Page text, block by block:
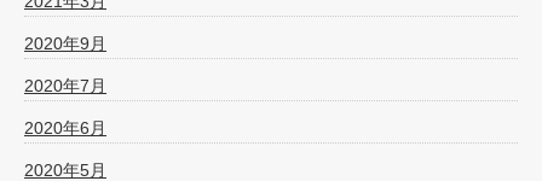
2020年9月
2020年7月
2020年6月
2020年5月